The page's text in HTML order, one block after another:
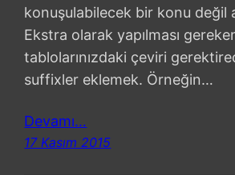
konuşulabilecek bir konu değil
Ekstra olarak yapılması
tablolarınızdaki çeviri
suffixler eklemek. Örneğin…
Devamı…
17 Kasım 2015